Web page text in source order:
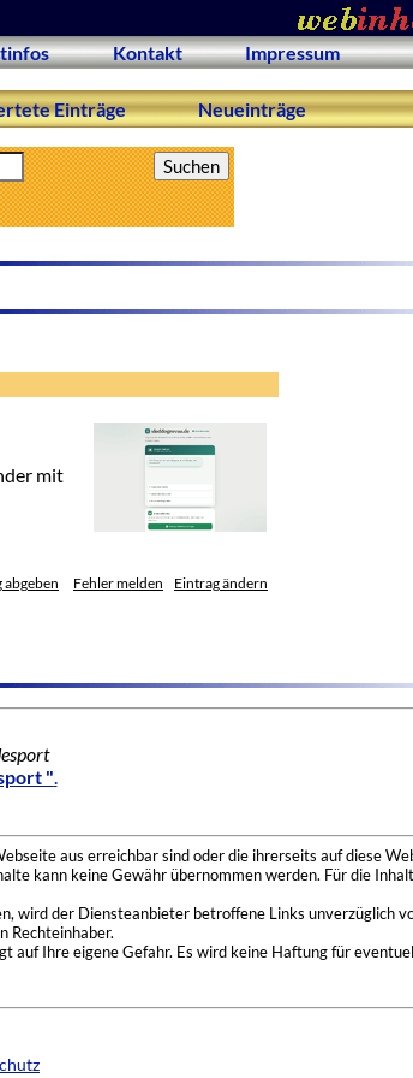
Kontakt Impressum
Einträge Neueinträge
mit
abgeben Fehler melden Eintrag ändern
".
aus erreichbar sind oder die ihrerseits auf diese
kann keine Gewähr übernommen werden. Für die
wird der Diensteanbieter betroffene Links unverzüglich
Rechteinhaber.
auf Ihre eigene Gefahr. Es wird keine Haftung für